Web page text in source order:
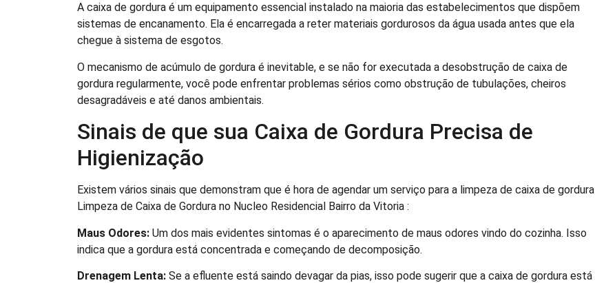
A caixa de gordura é um equipamento essencial instalado na maioria das estabelecimentos que dispõem
sistemas de encanamento. Ela é encarregada a reter materiais gordurosos da água usada antes que ela
chegue à sistema de esgotos.
O mecanismo de acúmulo de gordura é inevitable, e se não for executada a desobstrução de caixa de
gordura regularmente, você pode enfrentar problemas sérios como obstrução de tubulações, cheiros
desagradáveis e até danos ambientais.
Sinais de que sua Caixa de Gordura Precisa de
Higienização
Existem vários sinais que demonstram que é hora de agendar um serviço para a limpeza de caixa de gordura
Limpeza de Caixa de Gordura no Nucleo Residencial Bairro da Vitoria :
Maus Odores: Um dos mais evidentes sintomas é o aparecimento de maus odores vindo do cozinha. Isso
indica que a gordura está concentrada e começando de decomposição.
Drenagem Lenta: Se a efluente está saindo devagar da pias, isso pode sugerir que a caixa de gordura está